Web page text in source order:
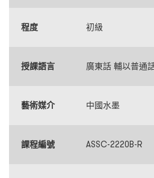
程度 初級
授課語言 廣東話 輔以普通
藝術媒介 中國水墨
課程編號 ASSC-2220B-R